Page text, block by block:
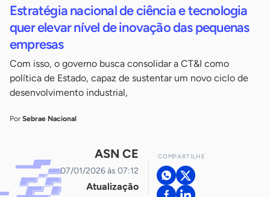
Notícias
Estratégia nacional de ciência e tecnologia
quer elevar nível de inovação das pequenas
empresas
Com isso, o governo busca consolidar a CT&I como
política de Estado, capaz de sustentar um novo ciclo de
desenvolvimento industrial,
Por Sebrae Nacional
ASN CE
07/01/2026 às 07:12
Atualização
COMPARTILHE